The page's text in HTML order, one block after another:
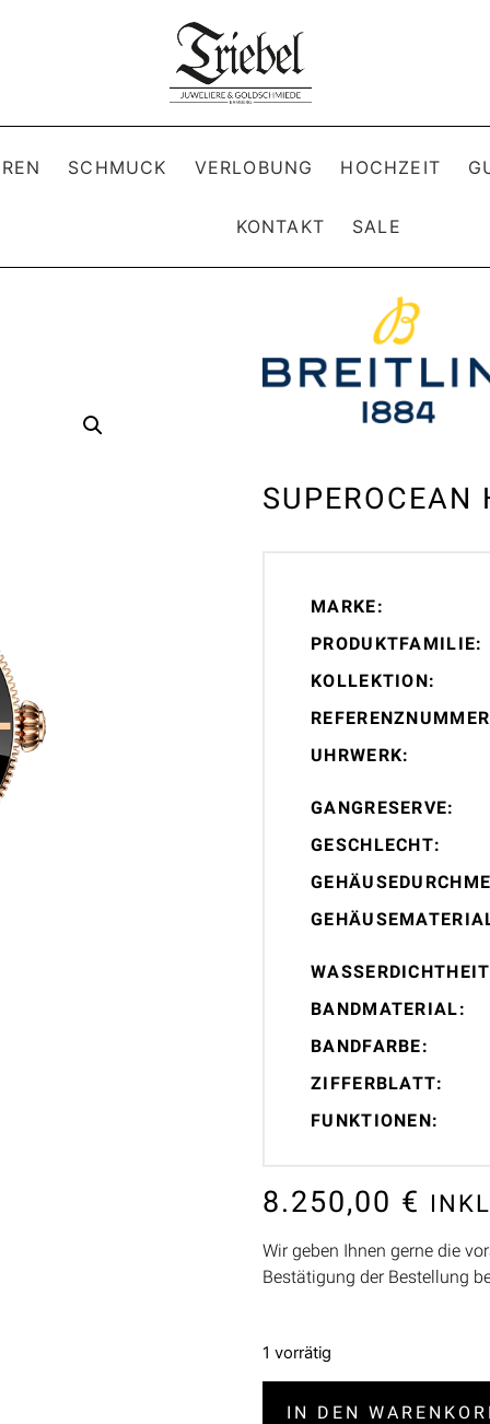
SCHMUCK VERLOBUNG HOCHZEIT
KONTAKT SALE
MARKE:
PRODUKTFAMILIE:
KOLLEKTION:
UHRWERK:
GANGRESERVE:
GESCHLECHT:
BANDMATERIAL:
BANDFARBE:
ZIFFERBLATT:
FUNKTIONEN:
8.250,00 €
Wir geben Ihnen gerne die
Bestätigung der Bestellung
1 vorrätig
IN DEN